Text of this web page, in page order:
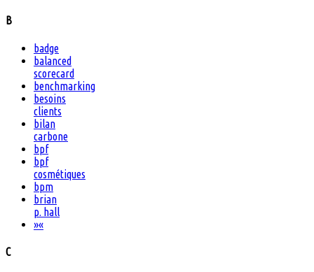
B
badge
balanced
scorecard
benchmarking
besoins
clients
bilan
carbone
bpf
bpf
cosmétiques
bpm
brian
p. hall
»«
C